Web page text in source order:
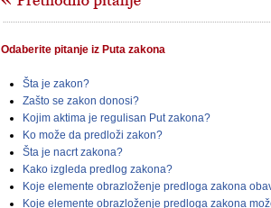
Odaberite pitanje iz Puta zakona
Šta je zakon?
Zašto se zakon donosi?
Kojim aktima je regulisan Put zakona?
Ko može da predloži zakon?
Šta je nacrt zakona?
Kako izgleda predlog zakona?
Koje elemente obrazloženje predloga zakona
Koje elemente obrazloženje predloga zakona